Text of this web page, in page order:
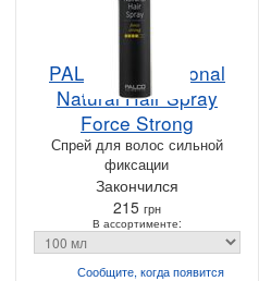
PALCO Professional
Natural Hair Spray
Force Strong
Спрей для волос сильной
фиксации
Закончился
215 грн
В ассортименте:
Сообщите, когдапоявится